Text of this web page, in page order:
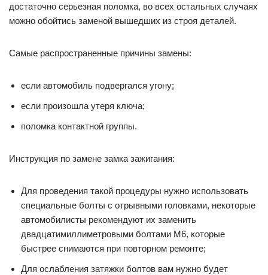
достаточно серьезная поломка, во всех остальных случаях
можно обойтись заменой вышедших из строя деталей.
Самые распространенные причины замены:
если автомобиль подвергался угону;
если произошла утеря ключа;
поломка контактной группы.
Инструкция по замене замка зажигания:
Для проведения такой процедуры нужно использовать
специальные болты с отрывными головками, некоторые
автомобилисты рекомендуют их заменить
двадцатимиллиметровыми болтами М6, которые
быстрее снимаются при повторном ремонте;
Для ослабления затяжки болтов вам нужно будет